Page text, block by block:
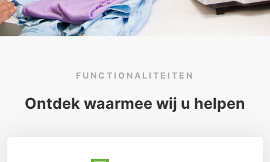
FUNCTIONALITEITEN
Ontdek waarmee wij u helpen